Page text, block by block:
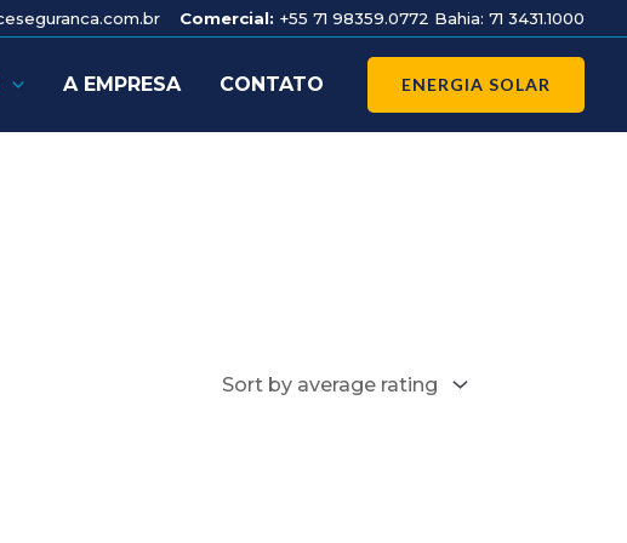
Comercial: +55 71 98359.0772 Bahia: 71 3431.1000
A EMPRESA CONTATO ENERGIA SOLAR